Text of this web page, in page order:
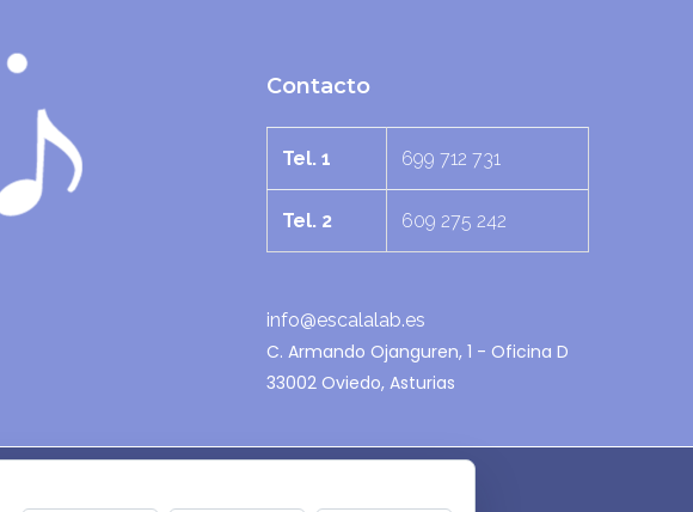
Contacto
Tel. 1 699 712 731
Tel. 2 609 275 242
info@escalalab.es
C. Armando Ojanguren, 1 - Oficina D
33002 Oviedo, Asturias